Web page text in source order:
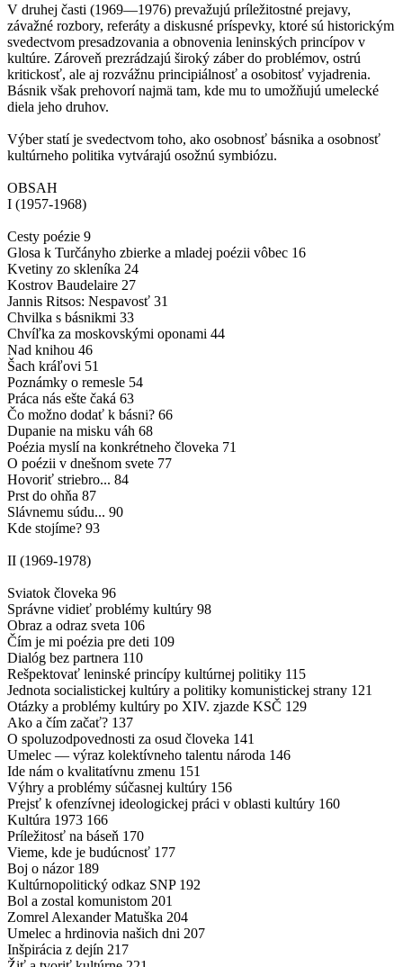
V druhej časti (1969—1976) prevažujú príležitostné prejavy,
závažné rozbory, referáty a diskusné príspevky, ktoré sú historickým
svedectvom presadzovania a obnovenia leninských princípov v
kultúre. Zároveň prezrádzajú široký záber do problémov, ostrú
kritickosť, ale aj rozvážnu principiálnosť a osobitosť vyjadrenia.
Básnik však prehovorí najmä tam, kde mu to umožňujú umelecké
diela jeho druhov.
Výber statí je svedectvom toho, ako osobnosť básnika a osobnosť
kultúrneho politika vytvárajú osožnú symbiózu.
OBSAH
I (1957-1968)
Cesty poézie 9
Glosa k Turčányho zbierke a mladej poézii vôbec 16
Kvetiny zo skleníka 24
Kostrov Baudelaire 27
Jannis Ritsos: Nespavosť 31
Chvilka s básnikmi 33
Chvíľka za moskovskými oponami 44
Nad knihou 46
Šach kráľovi 51
Poznámky o remesle 54
Práca nás ešte čaká 63
Čo možno dodať k básni? 66
Dupanie na misku váh 68
Poézia myslí na konkrétneho človeka 71
O poézii v dnešnom svete 77
Hovoriť striebro... 84
Prst do ohňa 87
Slávnemu súdu... 90
Kde stojíme? 93
II (1969-1978)
Sviatok človeka 96
Správne vidieť problémy kultúry 98
Obraz a odraz sveta 106
Čím je mi poézia pre deti 109
Dialóg bez partnera 110
Rešpektovať leninské princípy kultúrnej politiky 115
Jednota socialistickej kultúry a politiky komunistickej strany 121
Otázky a problémy kultúry po XIV. zjazde KSČ 129
Ako a čím začať? 137
O spoluzodpovednosti za osud človeka 141
Umelec — výraz kolektívneho talentu národa 146
Ide nám o kvalitatívnu zmenu 151
Výhry a problémy súčasnej kultúry 156
Prejsť k ofenzívnej ideologickej práci v oblasti kultúry 160
Kultúra 1973 166
Príležitosť na báseň 170
Vieme, kde je budúcnosť 177
Boj o názor 189
Kultúrnopolitický odkaz SNP 192
Bol a zostal komunistom 201
Zomrel Alexander Matuška 204
Umelec a hrdinovia našich dni 207
Inšpirácia z dejín 217